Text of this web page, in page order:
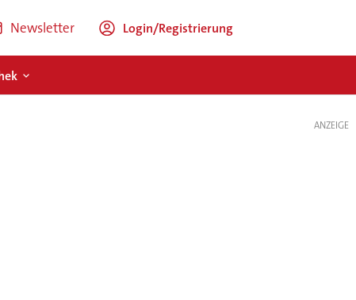
Newsletter Login/Registrierung
ANZEIGE